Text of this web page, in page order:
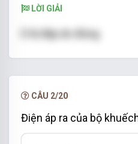
LỜI GIẢI
D là đáp án đúng
CÂU 2/20
Điện áp ra của bộ